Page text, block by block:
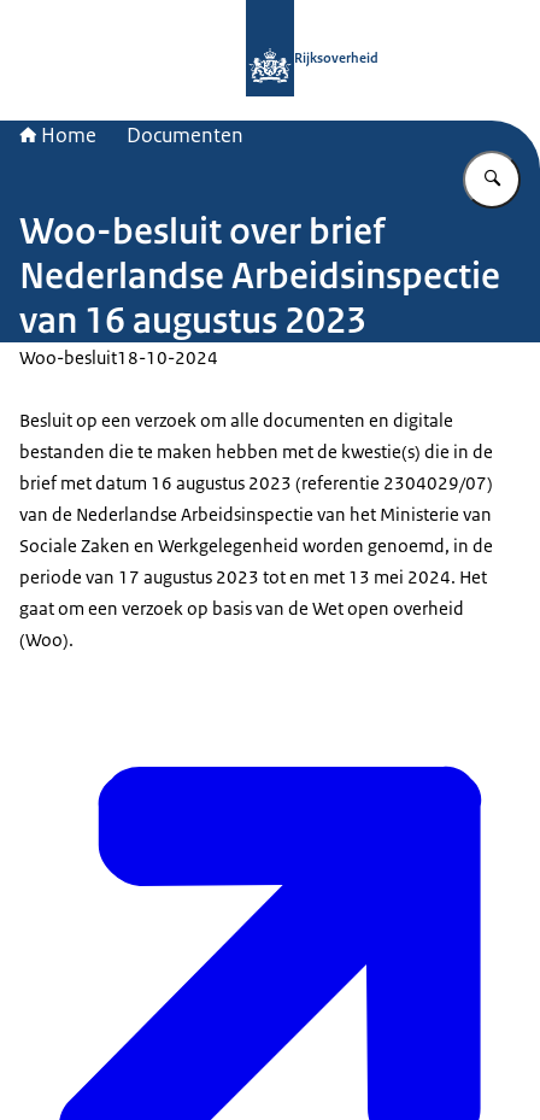
Rijksoverheid
Home Documenten
Woo-besluit over brief
Nederlandse Arbeidsinspectie
van 16 augustus 2023
Woo-besluit18-10-2024
Besluit op een verzoek om alle documenten en digitale
bestanden die te maken hebben met de kwestie(s) die in de
brief met datum 16 augustus 2023 (referentie 2304029/07)
van de Nederlandse Arbeidsinspectie van het Ministerie van
Sociale Zaken en Werkgelegenheid worden genoemd, in de
periode van 17 augustus 2023 tot en met 13 mei 2024. Het
gaat om een verzoek op basis van de Wet open overheid
(Woo).